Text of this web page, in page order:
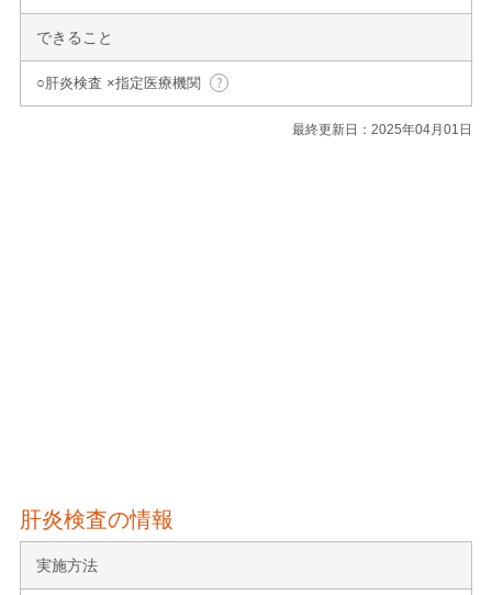
できること
○肝炎検査 ×指定医療機関
最終更新日：2025年04月01日
肝炎検査の情報
実施方法